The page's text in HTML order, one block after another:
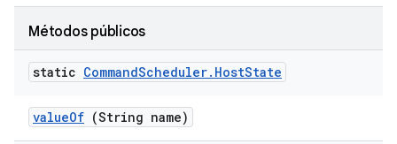
Métodos públicos
static CommandScheduler. HostState
valueOf (String name)